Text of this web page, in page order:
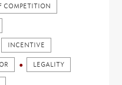
COMPETITION
INCENTIVE
LEGALITY